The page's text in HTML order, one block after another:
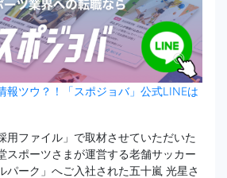
報ツウ？！「スポジョバ」公式LINEは
用ファイル」で取材させていただいた
スポーツさまが運営する老舗サッカー
パーク」へご入社された五十嵐 光星さ